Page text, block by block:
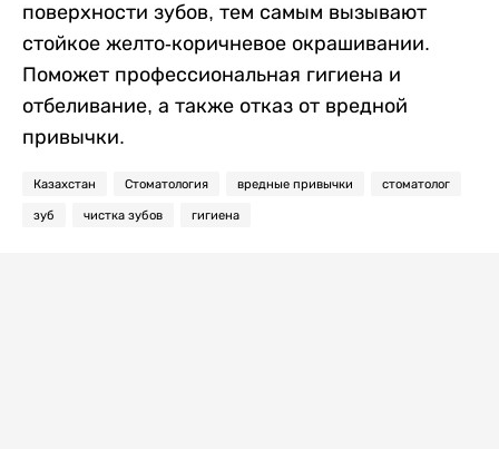
поверхности зубов, тем самым вызывают
стойкое желто-коричневое окрашивании.
Поможет профессиональная гигиена и
отбеливание, а также отказ от вредной
привычки.
Казахстан Стоматология вредные привычки стоматолог
зуб чистка зубов гигиена